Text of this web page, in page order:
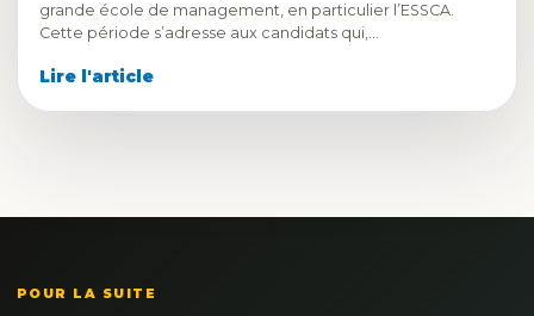
grande école de management, en particulier l’ESSCA.
Cette période s’adresse aux candidats qui,…
Lire l'article
POUR LA SUITE